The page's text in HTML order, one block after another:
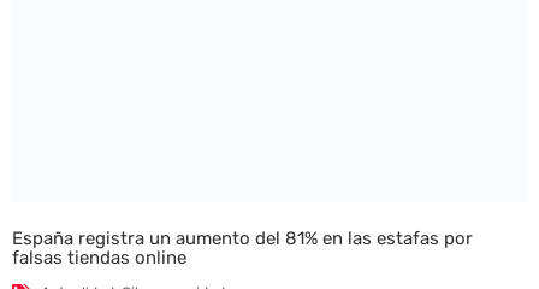
España registra un aumento del 81% en las estafas por
falsas tiendas online